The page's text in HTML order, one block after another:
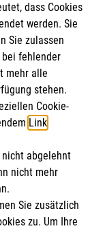
eG
dass Cookies
werden. Sie
Sie zulassen
bei fehlender
mehr alle
stehen.
Cookie-
Link.
nicht abgelehnt
nicht mehr
Sie zusätzlich
zu. Um Ihre